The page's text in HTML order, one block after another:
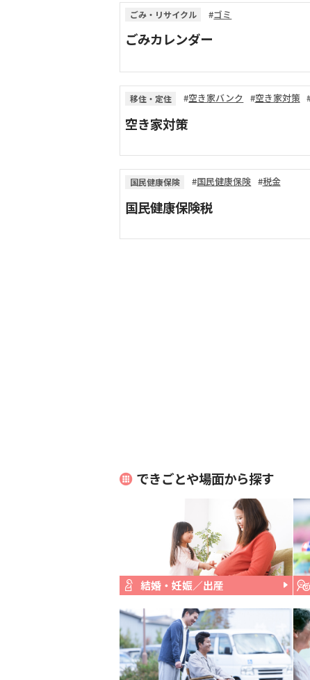
ごみ・リサイクル ゴミ
ごみカレンダー
移住・定住 空き家バンク 空き家対策
空き家対策
国民健康保険 国民健康保険 税金
国民健康保険税
できごとや場面から探す
結婚・妊娠／出産